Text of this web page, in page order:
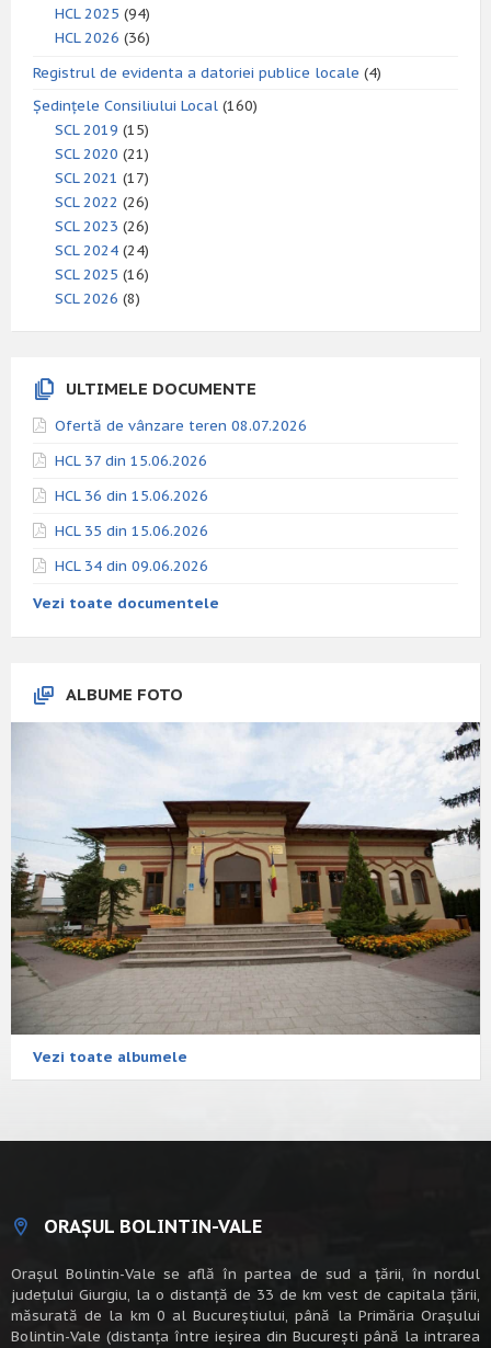
HCL 2025 (94)
HCL 2026 (36)
Registrul de evidenta a datoriei publice locale (4)
Ședințele Consiliului Local (160)
SCL 2019 (15)
SCL 2020 (21)
SCL 2021 (17)
SCL 2022 (26)
SCL 2023 (26)
SCL 2024 (24)
SCL 2025 (16)
SCL 2026 (8)
ULTIMELE DOCUMENTE
Ofertă de vânzare teren 08.07.2026
HCL 37 din 15.06.2026
HCL 36 din 15.06.2026
HCL 35 din 15.06.2026
HCL 34 din 09.06.2026
Vezi toate documentele
ALBUME FOTO
Vezi toate albumele
ORAȘUL BOLINTIN-VALE
Oraşul Bolintin-Vale se află în partea de sud a ţării, în nordul
judeţului Giurgiu, la o distanţă de 33 de km vest de capitala țării,
măsurată de la km 0 al Bucureștiului, până la Primăria Orașului
Bolintin-Vale (distanța între ieșirea din București până la intrarea